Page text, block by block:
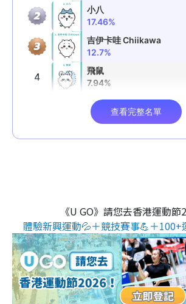
《U GO》請您去香港運動節
體驗新興運動💦＋競技賽事💪＋100+